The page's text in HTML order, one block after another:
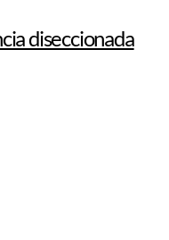
diseccionada